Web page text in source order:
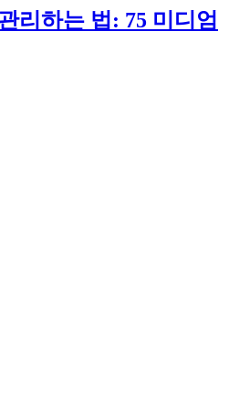
리하는 법: 75 미디엄